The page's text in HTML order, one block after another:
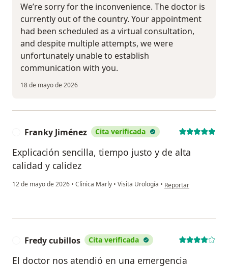
We’re sorry for the inconvenience. The doctor is
currently out of the country. Your appointment
had been scheduled as a virtual consultation,
and despite multiple attempts, we were
unfortunately unable to establish
communication with you.
18 de mayo de 2026
Franky Jiménez Cita verificada
Explicación sencilla, tiempo justo y de alta
calidad y calidez
12 de mayo de 2026 • Clinica Marly • Visita Urología • en opinión del usuario
Reportar
Fredy cubillos Cita verificada
El doctor nos atendió en una emergencia